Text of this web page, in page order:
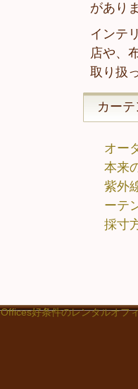
があり
インテ
店や、
取り扱
カー
オー
本来
紫外
ーテ
採寸
好条件のレンタルオフ